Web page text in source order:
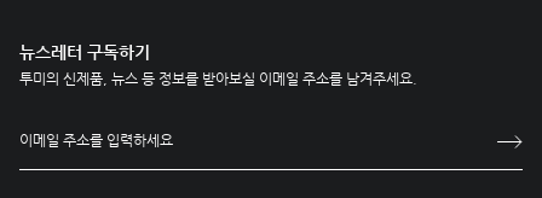
뉴스레터 구독하기
투미의 신제품, 뉴스 등 정보를 받아보실 이메일 주소를 남겨주세요.